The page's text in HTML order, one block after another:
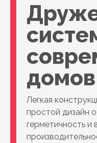
домов
Легкая
простой дизайн
герметичность и